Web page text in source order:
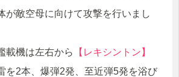
が敵空母に向けて攻撃を行いまし
載機は左右から
【レキシントン】
を2本、爆弾2発、至近弾5発を浴び